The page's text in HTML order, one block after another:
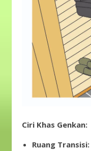
Ciri Khas Genkan:
Ruang Transisi: